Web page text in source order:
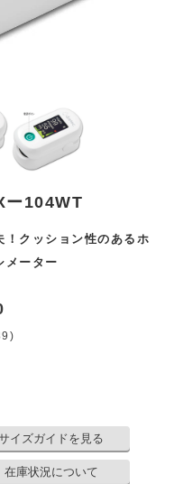
ー104WT
！クッション性のあるホ
メーター
イズガイドを見る
在庫状況について